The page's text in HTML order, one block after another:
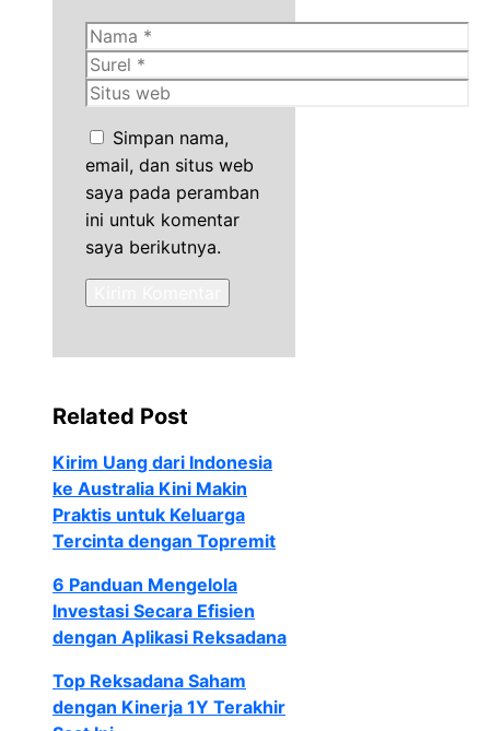
Nama
Surel
Situs
Simpan nama,
email, dan situs web
saya pada peramban
ini untuk komentar
saya berikutnya.
Related Post
Kirim Uang dari Indonesia
ke Australia Kini Makin
Praktis untuk Keluarga
Tercinta dengan Topremit
6 Panduan Mengelola
Investasi Secara Efisien
dengan Aplikasi Reksadana
Top Reksadana Saham
dengan Kinerja 1Y Terakhir